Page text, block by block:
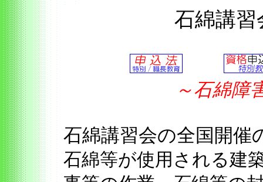
石綿講習
～石綿障
石綿講習会の全国開
石綿等が使用される建